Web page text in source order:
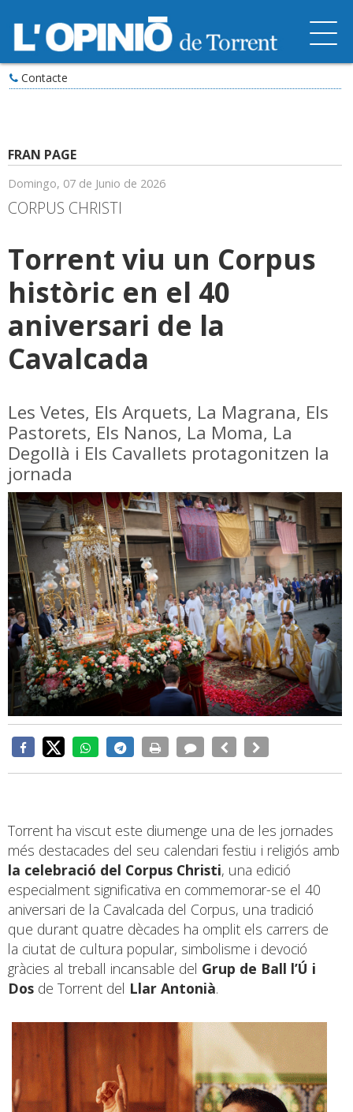
Contacte
FRAN PAGE
Domingo, 07 de Junio de 2026
CORPUS CHRISTI
Torrent viu un Corpus
històric en el 40
aniversari de la
Cavalcada
Les Vetes, Els Arquets, La Magrana, Els
Pastorets, Els Nanos, La Moma, La
Degollà i Els Cavallets protagonitzen la
jornada
Torrent ha viscut este diumenge una de les jornades
més destacades del seu calendari festiu i religiós amb
la celebració del Corpus Christi, una edició
especialment significativa en commemorar-se el 40
aniversari de la Cavalcada del Corpus, una tradició
que durant quatre dècades ha omplit els carrers de
la ciutat de cultura popular, simbolisme i devoció
gràcies al treball incansable del Grup de Ball l’Ú i
Dos de Torrent del Llar Antonià.